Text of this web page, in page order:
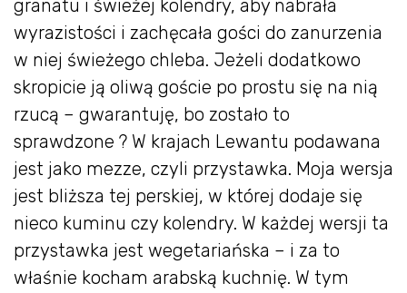
granatu i świeżej kolendry, aby nabrała
wyrazistości i zachęcała gości do zanurzenia
w niej świeżego chleba. Jeżeli dodatkowo
skropicie ją oliwą goście po prostu się na nią
rzucą – gwarantuję, bo zostało to
sprawdzone ? W krajach Lewantu podawana
jest jako mezze, czyli przystawka. Moja wersja
jest bliższa tej perskiej, w której dodaje się
nieco kuminu czy kolendry. W każdej wersji ta
przystawka jest wegetariańska – i za to
właśnie kocham arabską kuchnię. W tym